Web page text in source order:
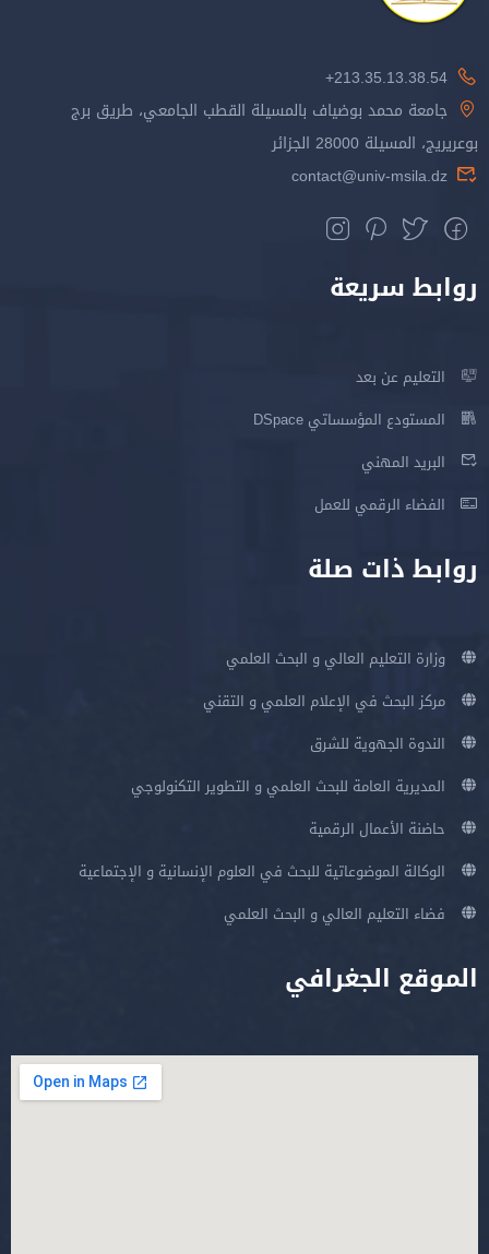
213.35.13.38.54+
جامعة محمد بوضياف بالمسيلة القطب الجامعي، طريق برج
بوعريريج، المسيلة 28000 الجزائر
contact@univ-msila.dz
روابط سريعة
التعليم عن بعد
المستودع المؤسساتي DSpace
البريد المهني
الفضاء الرقمي للعمل
روابط ذات صلة
وزارة التعليم العالي و البحث العلمي
مركز البحث في الإعلام العلمي و التقني
الندوة الجهوية للشرق
المديرية العامة للبحث العلمي و التطوير التكنولوجي
حاضنة الأعمال الرقمية
الوكالة الموضوعاتية للبحث في العلوم الإنسانية و الإجتماعية
فضاء التعليم العالي و البحث العلمي
الموقع الجغرافي